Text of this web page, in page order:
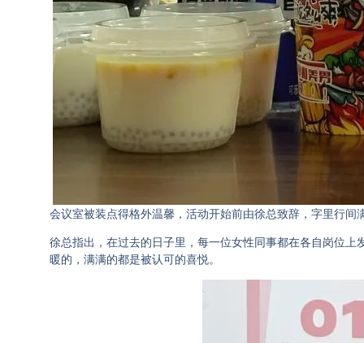
会议室被装点得格外温馨，活动开始前由徐总致辞，字里行间
徐总指出，在过去的日子里，每一位女性同事都在各自岗位
暖的，满满的都是被认可的喜悦。